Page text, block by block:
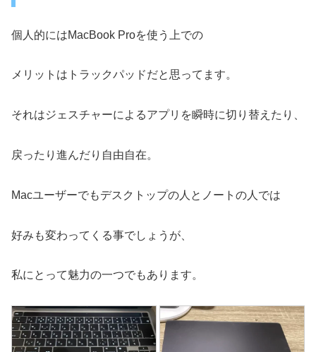
個人的にはMacBook Proを使う上での
メリットはトラックパッドだと思ってます。
それはジェスチャーによるアプリを瞬時に切り替えたり、
戻ったり進んだり自由自在。
Macユーザーでもデスクトップの人とノートの人では
好みも変わってくる事でしょうが、
私にとって魅力の一つでもあります。